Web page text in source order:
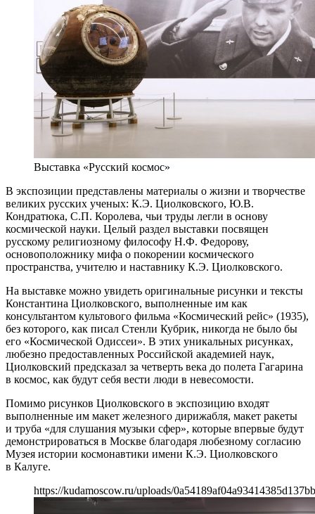
Выставка «Русский космос»
В экспозиции представлены материалы о жизни и творчестве
великих русских ученых: К.Э. Циолковского, Ю.В.
Кондратюка, С.П. Королева, чьи труды легли в основу
космической науки. Целый раздел выставки посвящен
русскому религиозному философу Н.Ф. Федорову,
основоположнику мифа о покорении космического
пространства, учителю и наставнику К.Э. Циолковского.
На выставке можно увидеть оригинальные рисунки и тексты
Константина Циолковского, выполненные им как
консультантом культового фильма «Космический рейс» (1935),
без которого, как писал Стенли Кубрик, никогда не было бы
его «Космической Одиссеи». В этих уникальных рисунках,
любезно предоставленных Российской академией наук,
Циолковский предсказал за четверть века до полета Гагарина
в космос, как будут себя вести люди в невесомости.
Помимо рисунков Циолковского в экспозицию входят
выполненные им макет железного дирижабля, макет ракеты
и труба «для слушания музыки сфер», которые впервые будут
демонстрироваться в Москве благодаря любезному согласию
Музея истории космонавтики имени К.Э. Циолковского
в Калуге.
https://kudamoscow.ru/uploads/